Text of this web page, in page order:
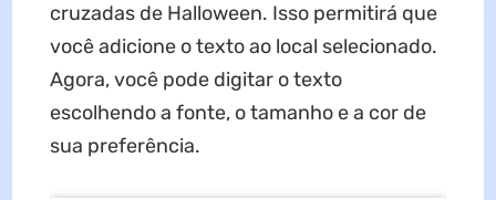
cruzadas de Halloween. Isso permitirá que
você adicione o texto ao local selecionado.
Agora, você pode digitar o texto
escolhendo a fonte, o tamanho e a cor de
sua preferência.